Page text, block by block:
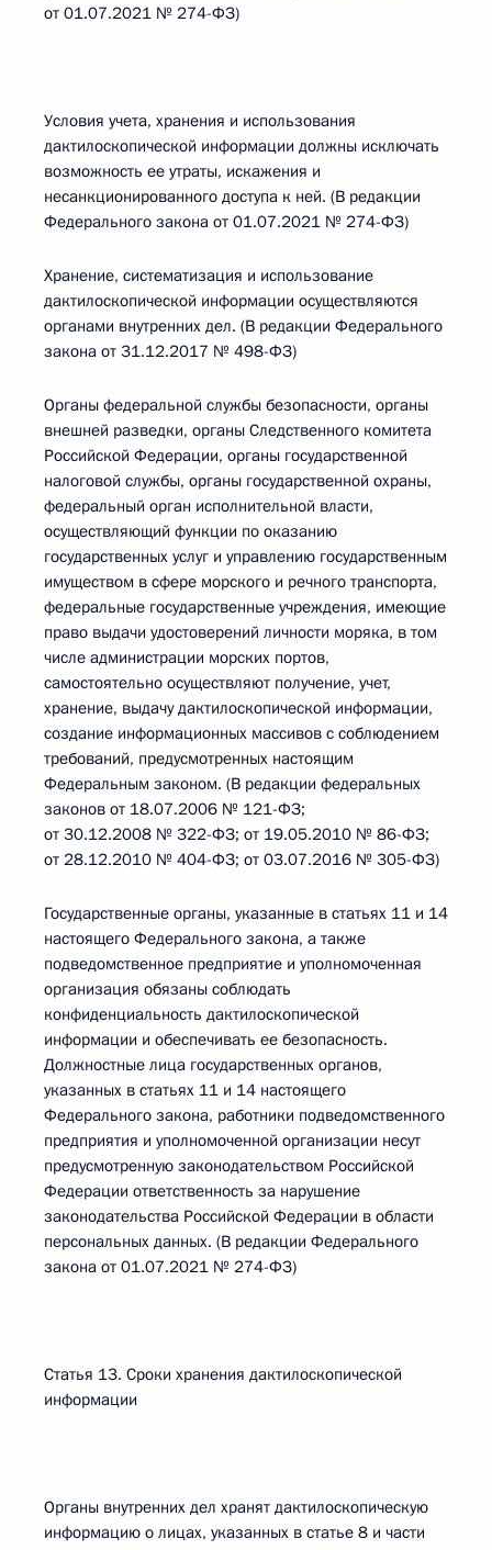
от 01.07.2021 № 274-ФЗ)
Условия учета, хранения и использования
дактилоскопической информации должны исключать
возможность ее утраты, искажения и
несанкционированного доступа к ней. (В редакции
Федерального закона от 01.07.2021 № 274-ФЗ)
Хранение, систематизация и использование
дактилоскопической информации осуществляются
органами внутренних дел. (В редакции Федерального
закона от 31.12.2017 № 498-ФЗ)
Органы федеральной службы безопасности, органы
внешней разведки, органы Следственного комитета
Российской Федерации, органы государственной
налоговой службы, органы государственной охраны,
федеральный орган исполнительной власти,
осуществляющий функции по оказанию
государственных услуг и управлению государственным
имуществом в сфере морского и речного транспорта,
федеральные государственные учреждения, имеющие
право выдачи удостоверений личности моряка, в том
числе администрации морских портов,
самостоятельно осуществляют получение, учет,
хранение, выдачу дактилоскопической информации,
создание информационных массивов с соблюдением
требований, предусмотренных настоящим
Федеральным законом. (В редакции федеральных
законов от 18.07.2006 № 121-ФЗ;
от 30.12.2008 № 322-ФЗ; от 19.05.2010 № 86-ФЗ;
от 28.12.2010 № 404-ФЗ; от 03.07.2016 № 305-ФЗ)
Государственные органы, указанные в статьях 11 и 14
настоящего Федерального закона, а также
подведомственное предприятие и уполномоченная
организация обязаны соблюдать
конфиденциальность дактилоскопической
информации и обеспечивать ее безопасность.
Должностные лица государственных органов,
указанных в статьях 11 и 14 настоящего
Федерального закона, работники подведомственного
предприятия и уполномоченной организации несут
предусмотренную законодательством Российской
Федерации ответственность за нарушение
законодательства Российской Федерации в области
персональных данных. (В редакции Федерального
закона от 01.07.2021 № 274-ФЗ)
Статья 13. Сроки хранения дактилоскопической
информации
Органы внутренних дел хранят дактилоскопическую
информацию о лицах, указанных в статье 8 и части